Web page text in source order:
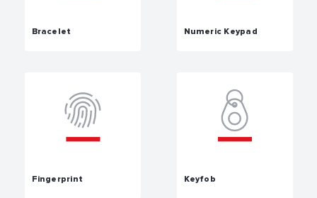
Bracelet Numeric Keypad
Fingerprint Keyfob